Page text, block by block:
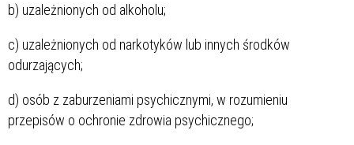
b) uzależnionych od alkoholu;
c) uzależnionych od narkotyków lub innych środków
odurzających;
d) osób z zaburzeniami psychicznymi, w rozumieniu
przepisów o ochronie zdrowia psychicznego;